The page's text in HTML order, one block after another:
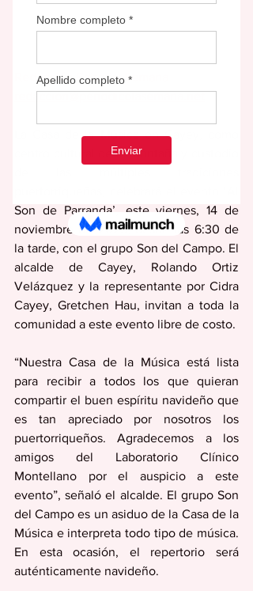
Redacción Editorial Semana
redaccion@periodicolasemana.net
La Casa de la Música en Cayey, como
centro cultural de la montaña y custodio
Son de Parranda’, este viernes, 14 de
noviembre de 2025, desde las 6:30 de
la tarde, con el grupo Son del Campo. El
alcalde de Cayey, Rolando Ortiz
Velázquez y la representante por Cidra
Cayey, Gretchen Hau, invitan a toda la
comunidad a este evento libre de costo.
“Nuestra Casa de la Música está lista
para recibir a todos los que quieran
compartir el buen espíritu navideño que
es tan apreciado por nosotros los
puertorriqueños. Agradecemos a los
amigos del Laboratorio Clínico
Montellano por el auspicio a este
evento”, señaló el alcalde. El grupo Son
del Campo es un asiduo de la Casa de la
Música e interpreta todo tipo de música.
En esta ocasión, el repertorio será
auténticamente navideño.